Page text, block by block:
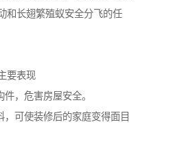
和长翅繁殖蚁安全分飞的任
要表现
，危害房屋安全。
，可使装修后的家庭变得面目